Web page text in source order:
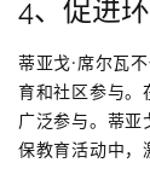
4、促进
蒂亚戈·席尔瓦
育和社区参与。
广泛参与。蒂亚
保教育活动中，